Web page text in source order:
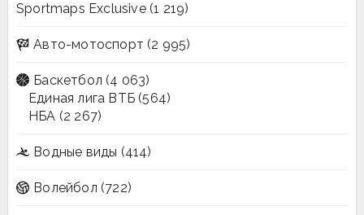
Sportmaps Exclusive(1 219)
Авто-мотоспорт (2 995)
Баскетбол (4 063)
Единая лига ВТБ (564)
НБА (2 267)
Водные виды (414)
Волейбол (722)